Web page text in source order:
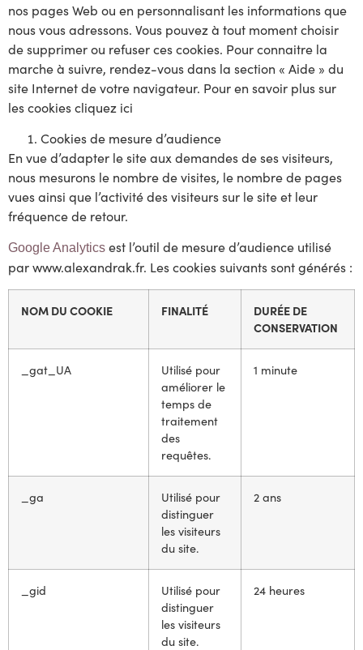
nos pages Web ou en personnalisant les informations que
nous vous adressons. Vous pouvez à tout moment choisir
de supprimer ou refuser ces cookies. Pour connaitre la
marche à suivre, rendez-vous dans la section « Aide » du
site Internet de votre navigateur. Pour en savoir plus sur
les cookies cliquez ici
Cookies de mesure d’audience
En vue d’adapter le site aux demandes de ses visiteurs,
nous mesurons le nombre de visites, le nombre de pages
vues ainsi que l’activité des visiteurs sur le site et leur
fréquence de retour.
Google Analytics est l’outil de mesure d’audience utilisé
par www.alexandrak.fr. Les cookies suivants sont générés :
NOM DU COOKIE FINALITÉ
DURÉE DE
CONSERVATION
_gat_UA
Utilisé pour
améliorer le
temps de
traitement
des
requêtes.
1 minute
_ga
Utilisé pour
distinguer
les visiteurs
du site.
2 ans
_gid
Utilisé pour
distinguer
les visiteurs
du site.
24 heures